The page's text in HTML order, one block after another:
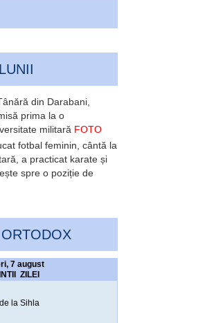
din Darabani,
prima la o
militară FOTO
fotbal feminin, cântă la
a practicat karate și
spre o poziție de
7 august
ZILEI
la Sihla